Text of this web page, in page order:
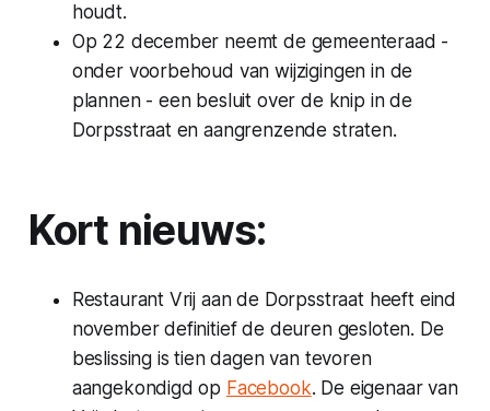
houdt.
Op 22 december neemt de gemeenteraad -
onder voorbehoud van wijzigingen in de
plannen - een besluit over de knip in de
Dorpsstraat en aangrenzende straten.
Kort nieuws:
Restaurant Vrij aan de Dorpsstraat heeft eind
november definitief de deuren gesloten. De
beslissing is tien dagen van tevoren
aangekondigd op Facebook. De eigenaar van